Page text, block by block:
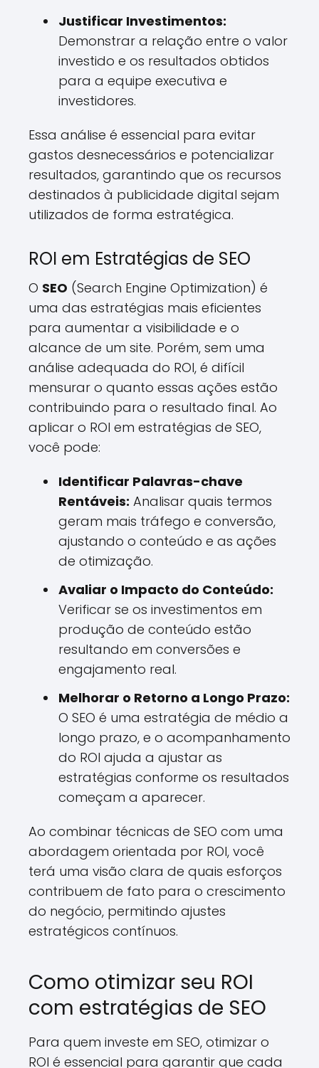
Justificar Investimentos:
Demonstrar a relação entre o valor
investido e os resultados obtidos
para a equipe executiva e
investidores.
Essa análise é essencial para evitar
gastos desnecessários e potencializar
resultados, garantindo que os recursos
destinados à publicidade digital sejam
utilizados de forma estratégica.
ROI em Estratégias de SEO
O SEO (Search Engine Optimization) é
uma das estratégias mais eficientes
para aumentar a visibilidade e o
alcance de um site. Porém, sem uma
análise adequada do ROI, é difícil
mensurar o quanto essas ações estão
contribuindo para o resultado final. Ao
aplicar o ROI em estratégias de SEO,
você pode:
Identificar Palavras-chave
Rentáveis: Analisar quais termos
geram mais tráfego e conversão,
ajustando o conteúdo e as ações
de otimização.
Avaliar o Impacto do Conteúdo:
Verificar se os investimentos em
produção de conteúdo estão
resultando em conversões e
engajamento real.
Melhorar o Retorno a Longo Prazo:
O SEO é uma estratégia de médio a
longo prazo, e o acompanhamento
do ROI ajuda a ajustar as
estratégias conforme os resultados
começam a aparecer.
Ao combinar técnicas de SEO com uma
abordagem orientada por ROI, você
terá uma visão clara de quais esforços
contribuem de fato para o crescimento
do negócio, permitindo ajustes
estratégicos contínuos.
Como otimizar seu ROI
com estratégias de SEO
Para quem investe em SEO, otimizar o
ROI é essencial para garantir que cada